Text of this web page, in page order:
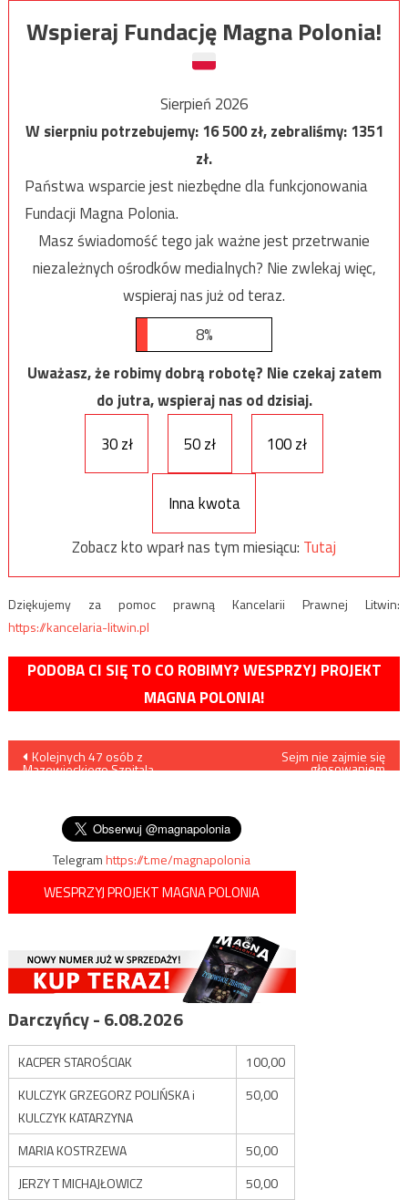
Wspieraj Fundację Magna Polonia!
Sierpień 2026
W sierpniu potrzebujemy:16 500zł, zebraliśmy:1351
zł.
Państwa wsparcie jest niezbędne dla funkcjonowania
Fundacji Magna Polonia.
Masz świadomość tego jak ważne jest przetrwanie
niezależnych ośrodków medialnych? Nie zwlekaj więc,
wspieraj nas już od teraz.
8%
Uważasz, że robimy dobrą robotę? Nie czekaj zatem
do jutra, wspieraj nas od dzisiaj.
30 zł
50 zł 100 zł
Inna kwota
Zobacz kto wparł nas tym miesiącu: Tutaj
Dziękujemy za pomoc prawną Kancelarii Prawnej Litwin:
https://kancelaria-litwin.pl
PODOBA CI SIĘ TO CO ROBIMY? WESPRZYJ PROJEKT
MAGNA POLONIA!
Nawigacja
Kolejnych 47 osób z
Mazowieckiego Szpitala
Sejm nie zajmie się
głosowaniem
Telegramhttps://t.me/magnapolonia
WESPRZYJ PROJEKT MAGNA POLONIA
Darczyńcy - 6.08.2026
KACPER STAROŚCIAK
100,00
KULCZYK GRZEGORZ POLIŃSKA i
KULCZYK KATARZYNA
50,00
MARIA KOSTRZEWA
50,00
JERZY T MICHAJŁOWICZ
50,00